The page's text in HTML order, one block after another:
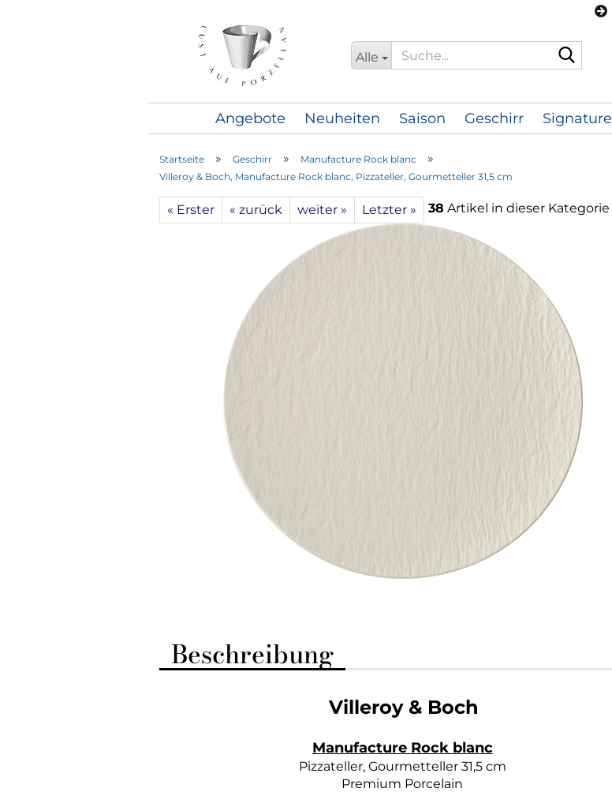
Alle
Angebote Neuheiten Saison Geschirr Signature
Startseite » Geschirr » Manufacture Rock blanc »
Villeroy & Boch, Manufacture Rock blanc, Pizzateller, Gourmetteller 31,5 cm
« Erster « zurück weiter » Letzter » 38 Artikel in dieser Kategorie
Beschreibung
Villeroy & Boch
Manufacture Rock blanc
Pizzateller, Gourmetteller 31,5 cm
Premium Porcelain